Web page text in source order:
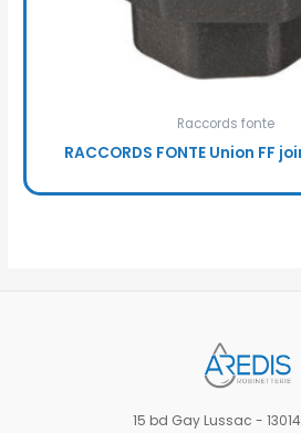
Raccords fonte
RACCORDS FONTE Union FF
15 bd Gay Lussac -